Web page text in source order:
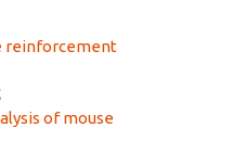
reinforcement
of mouse